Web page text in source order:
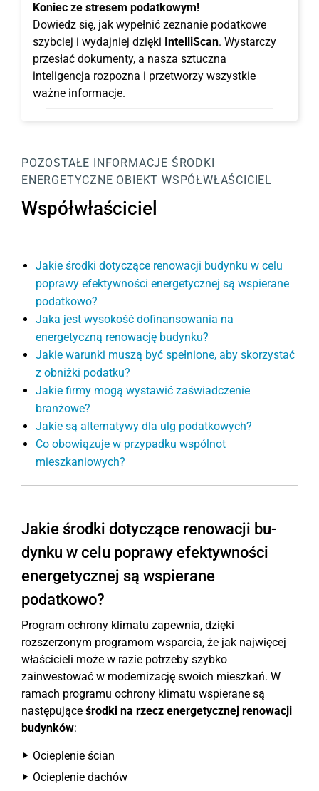
Koniec ze stresem podatkowym!
Dowiedz się, jak wypełnić zeznanie podatkowe
szybciej i wydajniej dzięki IntelliScan. Wystarczy
przesłać dokumenty, a nasza sztuczna
inteligencja rozpozna i przetworzy wszystkie
ważne informacje.
POZOSTAŁE INFORMACJE ŚRODKI
ENERGETYCZNE OBIEKTWSPÓŁWŁAŚCICIEL
Współwłaściciel
Jakie środki dotyczące re­no­wa­cji bu­dyn­ku w celu
po­pra­wy efek­tyw­no­ści ener­ge­tycz­nej są wspierane
podatkowo?
Jaka jest wysokość dofinansowania na
energetyczną renowację budynku?
Jakie warunki muszą być spełnione, aby skorzystać
z obniżki podatku?
Jakie firmy mogą wystawić zaświadczenie
branżowe?
Jakie są alternatywy dla ulg podatkowych?
Co obowiązuje w przypadku wspólnot
mieszkaniowych?
Jakie środki dotyczące re­no­wa­cji bu­
dyn­ku w celu po­pra­wy efek­tyw­no­ści
ener­ge­tycz­nej są wspierane
podatkowo?
Program ochrony klimatu zapewnia, dzięki
rozszerzonym programom wsparcia, że jak najwięcej
właścicieli może w razie potrzeby szybko
zainwestować w modernizację swoich mieszkań. W
ramach programu ochrony klimatu wspierane są
następujące środki na rzecz energetycznej renowacji
budynków:
Ocieplenie ścian
Ocieplenie dachów